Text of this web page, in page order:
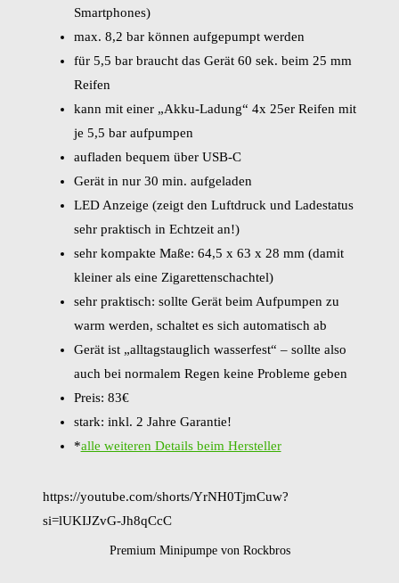
Smartphones)
max. 8,2 bar können aufgepumpt werden
für 5,5 bar braucht das Gerät 60 sek. beim 25 mm
Reifen
kann mit einer „Akku-Ladung“ 4x 25er Reifen mit
je 5,5 bar aufpumpen
aufladen bequem über USB-C
Gerät in nur 30 min. aufgeladen
LED Anzeige (zeigt den Luftdruck und Ladestatus
sehr praktisch in Echtzeit an!)
sehr kompakte Maße: 64,5 x 63 x 28 mm (damit
kleiner als eine Zigarettenschachtel)
sehr praktisch: sollte Gerät beim Aufpumpen zu
warm werden, schaltet es sich automatisch ab
Gerät ist „alltagstauglich wasserfest“ – sollte also
auch bei normalem Regen keine Probleme geben
Preis: 83€
stark: inkl. 2 Jahre Garantie!
*alle weiteren Details beim Hersteller
https://youtube.com/shorts/YrNH0TjmCuw?
si=lUKIJZvG-Jh8qCcC
Premium Minipumpe von Rockbros